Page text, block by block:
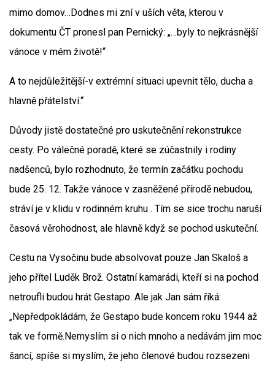
mimo domov…Dodnes mi zní v uších věta, kterou v
dokumentu ČT pronesl pan Pernický: „…byly to nejkrásnější
vánoce v mém životě!“
A to nejdůležitější-v extrémní situaci upevnit tělo, ducha a
hlavně přátelství.“
Důvody jistě dostatečné pro uskutečnění rekonstrukce
cesty. Po válečné poradě, které se zúčastnily i rodiny
nadšenců, bylo rozhodnuto, že termín začátku pochodu
bude 25. 12. Takže vánoce v zasněžené přírodě nebudou,
stráví je v klidu v rodinném kruhu . Tím se sice trochu naruší
časová věrohodnost, ale hlavně když se pochod uskuteční.
Cestu na Vysočinu bude absolvovat pouze Jan Skaloš a
jeho přítel Luděk Brož. Ostatní kamarádi, kteří si na pochod
netroufli budou hrát Gestapo. Ale jak Jan sám říká:
„Nepředpokládám, že Gestapo bude koncem roku 1944 až
tak ve formě.Nemyslím si o nich mnoho a nedávám jim moc
šancí, spíše si myslím, že jeho členové budou rozsezeni